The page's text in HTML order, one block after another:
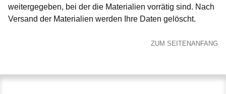
weitergegeben, bei der die Materialien vorrätig sind. Nach
Versand der Materialien werden Ihre Daten gelöscht.
ZUM SEITENANFANG